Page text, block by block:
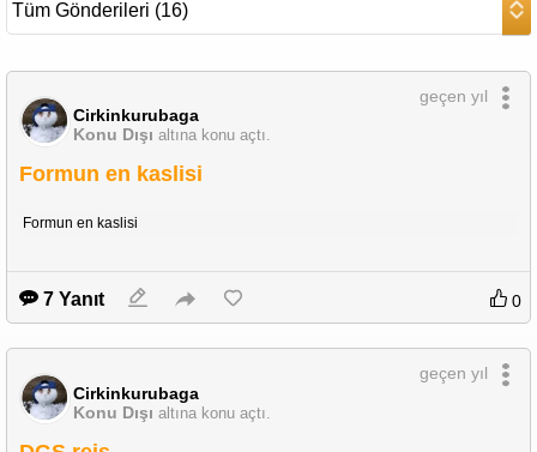
Cirkinkurubaga
Konu Dışı altına konu açtı.
geçen yıl
Formun en kaslisi
Formun en kaslisi
7 Yanıt 0
Cirkinkurubaga
Konu Dışı altına konu açtı.
geçen yıl